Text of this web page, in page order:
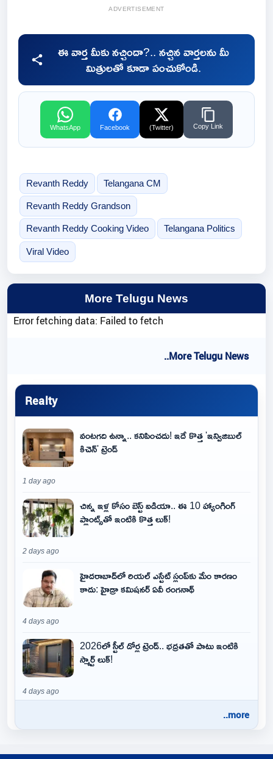
ADVERTISEMENT
ఈ వార్త మీకు నచ్చిందా?.. నచ్చిన వార్తలను మీ
మిత్రులతో కూడా పంచుకోండి.
WhatsApp Facebook (Twitter) Copy Link
Revanth Reddy Telangana CM
Revanth Reddy Grandson
Revanth Reddy Cooking Video Telangana Politics
Viral Video
More Telugu News
Error fetching data: Failed to fetch
..More Telugu News
Realty
వంటగది ఉన్నా.. కనిపించదు! ఇదే కొత్త 'ఇన్విజిబుల్
కిచెన్' ట్రెండ్
1 day ago
చిన్న ఇళ్ల కోసం బెస్ట్ ఐడియా.. ఈ 10 హ్యాంగింగ్
ప్లాంట్స్‌తో ఇంటికి కొత్త లుక్!
2 days ago
హైదరాబాద్‌లో రియల్ ఎస్టేట్ స్లంప్‌కు మేం కారణం
కాదు: హైడ్రా కమిషనర్ ఏవీ రంగనాథ్
4 days ago
2026లో స్టీల్ డోర్ల ట్రెండ్.. భద్రతతో పాటు ఇంటికి
స్మార్ట్ లుక్!
4 days ago
..more